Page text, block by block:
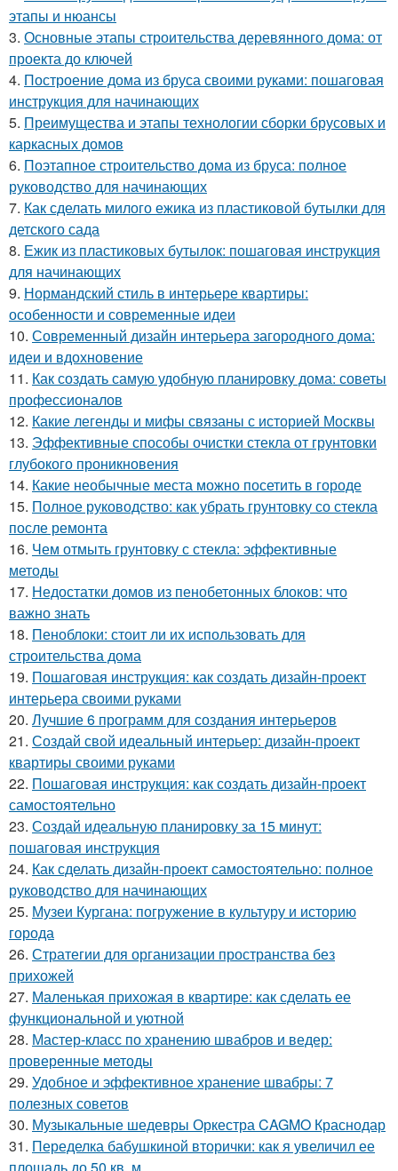
этапы и нюансы
3. Основные этапы строительства деревянного дома: от
проекта до ключей
4. Построение дома из бруса своими руками: пошаговая
инструкция для начинающих
5. Преимущества и этапы технологии сборки брусовых и
каркасных домов
6. Поэтапное строительство дома из бруса: полное
руководство для начинающих
7. Как сделать милого ежика из пластиковой бутылки для
детского сада
8. Ежик из пластиковых бутылок: пошаговая инструкция
для начинающих
9. Нормандский стиль в интерьере квартиры:
особенности и современные идеи
10. Современный дизайн интерьера загородного дома:
идеи и вдохновение
11. Как создать самую удобную планировку дома: советы
профессионалов
12. Какие легенды и мифы связаны с историей Москвы
13. Эффективные способы очистки стекла от грунтовки
глубокого проникновения
14. Какие необычные места можно посетить в городе
15. Полное руководство: как убрать грунтовку со стекла
после ремонта
16. Чем отмыть грунтовку с стекла: эффективные
методы
17. Недостатки домов из пенобетонных блоков: что
важно знать
18. Пеноблоки: стоит ли их использовать для
строительства дома
19. Пошаговая инструкция: как создать дизайн-проект
интерьера своими руками
20. Лучшие 6 программ для создания интерьеров
21. Создай свой идеальный интерьер: дизайн-проект
квартиры своими руками
22. Пошаговая инструкция: как создать дизайн-проект
самостоятельно
23. Создай идеальную планировку за 15 минут:
пошаговая инструкция
24. Как сделать дизайн-проект самостоятельно: полное
руководство для начинающих
25. Музеи Кургана: погружение в культуру и историю
города
26. Стратегии для организации пространства без
прихожей
27. Маленькая прихожая в квартире: как сделать ее
функциональной и уютной
28. Мастер-класс по хранению швабров и ведер:
проверенные методы
29. Удобное и эффективное хранение швабры: 7
полезных советов
30. Музыкальные шедевры Оркестра CAGMO Краснодар
31. Переделка бабушкиной вторички: как я увеличил ее